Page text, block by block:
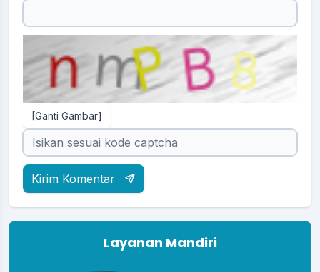
[Ganti Gambar]
Kirim Komentar
Layanan Mandiri